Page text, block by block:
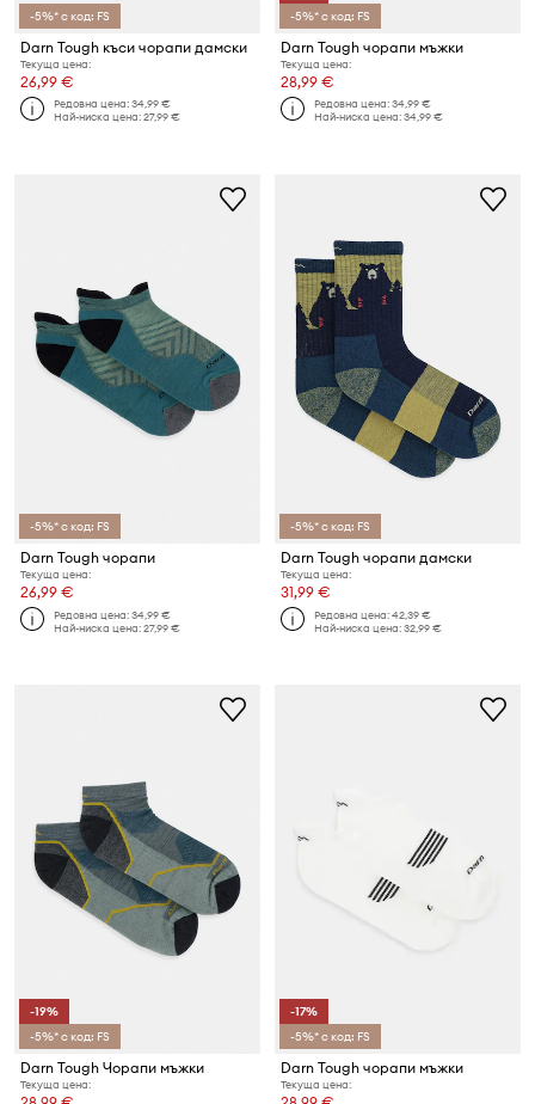
-5%* с код: FS
Darn Tough къси чорапи дамски
Текуща цена:
26,99 €
Редовна цена:34,99 €
Най-ниска цена:27,99 €
-5%* с код: FS
Darn Tough чорапи мъжки
Текуща цена:
28,99 €
Редовна цена:34,99 €
Най-ниска цена:34,99 €
-5%* с код: FS
Darn Tough чорапи
Текуща цена:
26,99 €
Редовна цена:34,99 €
Най-ниска цена:27,99 €
-5%* с код: FS
Darn Tough чорапи дамски
Текуща цена:
31,99 €
Редовна цена:42,39 €
Най-ниска цена:32,99 €
-19%
-5%* с код: FS
Darn Tough Чорапи мъжки
Текуща цена:
-17%
-5%* с код: FS
Darn Tough чорапи мъжки
Текуща цена: